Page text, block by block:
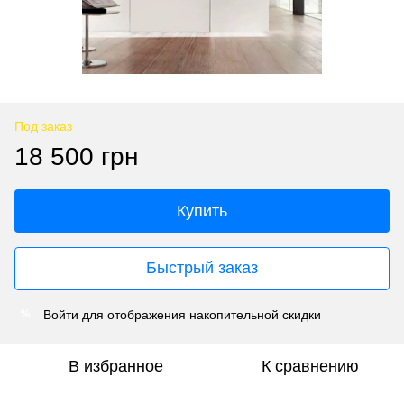
Под заказ
18 500 грн
Купить
Быстрый заказ
Войти для отображения накопительной скидки
В избранное К сравнению